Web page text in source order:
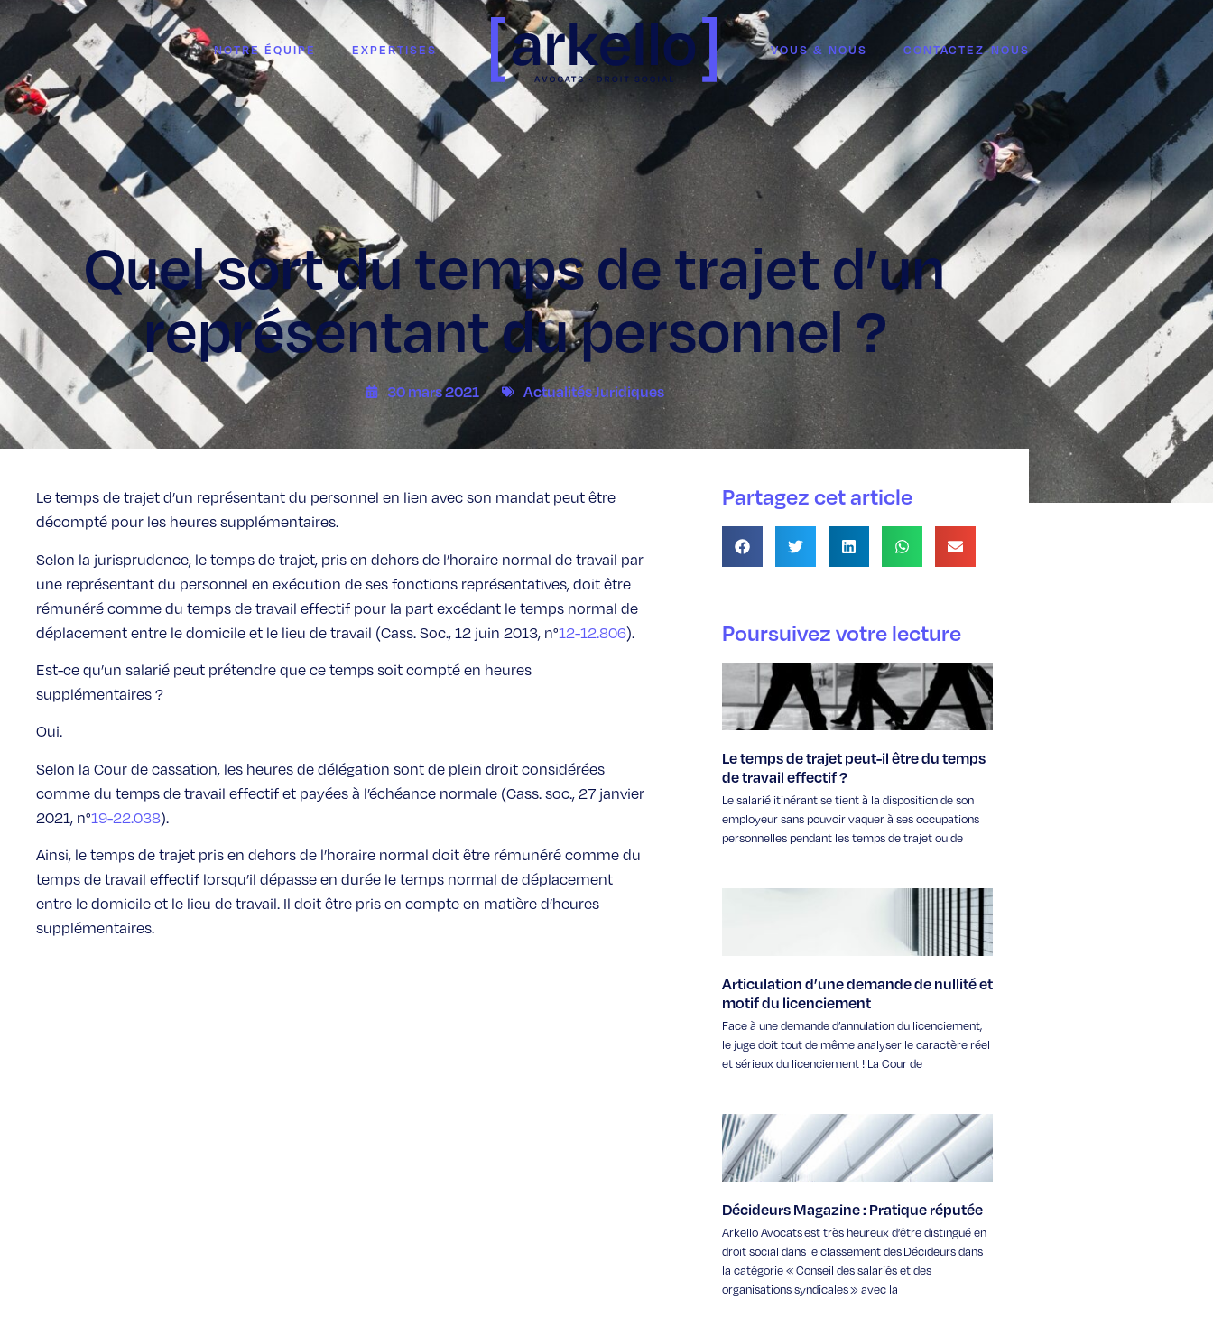
NOTRE ÉQUIPE EXPERTISES VOUS & NOUS CONTACTEZ-NOUS
Quel sort du temps de trajet d’un
représentant du personnel ?
30 mars 2021 Actualités Juridiques
Le temps de trajet d’un représentant du personnel en lien avec son mandat peut être
décompté pour les heures supplémentaires.
Selon la jurisprudence, le temps de trajet, pris en dehors de l’horaire normal de travail par
une représentant du personnel en exécution de ses fonctions représentatives, doit être
rémunéré comme du temps de travail effectif pour la part excédant le temps normal de
déplacement entre le domicile et le lieu de travail (Cass. Soc., 12 juin 2013, n°12-12.806).
Est-ce qu’un salarié peut prétendre que ce temps soit compté en heures
supplémentaires ?
Oui.
Selon la Cour de cassation, les heures de délégation sont de plein droit considérées
comme du temps de travail effectif et payées à l’échéance normale (Cass. soc., 27 janvier
2021, n°19-22.038).
Ainsi, le temps de trajet pris en dehors de l’horaire normal doit être rémunéré comme du
temps de travail effectif lorsqu’il dépasse en durée le temps normal de déplacement
entre le domicile et le lieu de travail. Il doit être pris en compte en matière d’heures
supplémentaires.
Partagez cet article
Poursuivez votre lecture
Le temps de trajet peut-il être du temps
de travail effectif ?
Le salarié itinérant se tient à la disposition de son
employeur sans pouvoir vaquer à ses occupations
personnelles pendant les temps de trajet ou de
Articulation d’une demande de nullité et
motif du licenciement
Face à une demande d’annulation du licenciement,
le juge doit tout de même analyser le caractère réel
et sérieux du licenciement ! La Cour de
Décideurs Magazine : Pratique réputée
Arkello Avocats est très heureux d’être distingué en
droit social dans le classement des Décideurs dans
la catégorie « Conseil des salariés et des
organisations syndicales » avec la